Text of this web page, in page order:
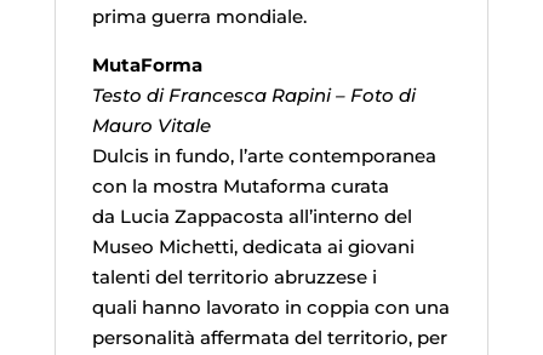
prima guerra mondiale.
MutaForma
Testo di Francesca Rapini – Foto di
Mauro Vitale
Dulcis in fundo, l’arte contemporanea
con la mostra Mutaforma curata
da Lucia Zappacosta all’interno del
Museo Michetti, dedicata ai giovani
talenti del territorio abruzzese i
quali hanno lavorato in coppia con una
personalità affermata del territorio, per